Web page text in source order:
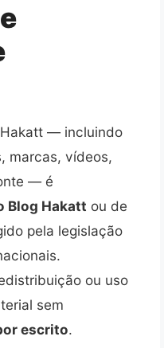
— incluindo
marcas, vídeos,
— é
Blog Hakatt ou de
pela legislação
ou uso
sem
escrito.